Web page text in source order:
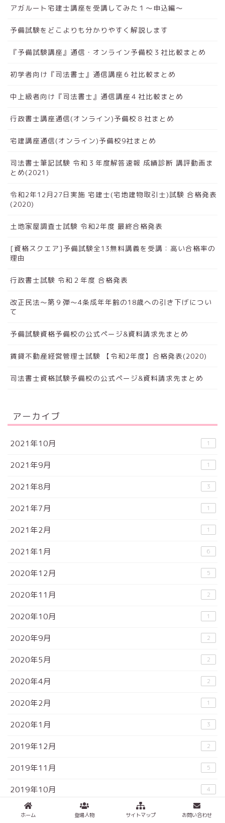
アガルート宅建士講座を受講してみた１～申込編～
予備試験をどこよりも分かりやすく解説します
『予備試験講座』通信・オンライン予備校３社比較まとめ
初学者向け『司法書士』通信講座６社比較まとめ
中上級者向け『司法書士』通信講座４社比較まとめ
行政書士講座通信(オンライン)予備校８社まとめ
宅建講座通信(オンライン)予備校9社まとめ
司法書士筆記試験 令和３年度解答速報 成績診断 講評動画ま
とめ(2021)
令和2年12月27日実施 宅建士(宅地建物取引士)試験 合格発表
(2020)
土地家屋調査士試験 令和2年度 最終合格発表
[資格スクエア]予備試験全13無料講義を受講：高い合格率の
理由
行政書士試験 令和２年度 合格発表
改正民法～第９弾～4条成年年齢の18歳への引き下げについ
て
予備試験資格予備校の公式ページ&資料請求先まとめ
賃貸不動産経営管理士試験 【令和2年度】合格発表(2020)
司法書士資格試験予備校の公式ページ&資料請求先まとめ
アーカイブ
2021年10月 1
2021年9月 1
2021年8月 3
2021年7月 1
2021年2月 1
2021年1月 6
2020年12月 5
2020年11月 2
2020年10月 1
2020年9月 2
2020年5月 2
2020年4月 2
2020年2月 1
2020年1月 3
2019年12月 2
2019年11月 5
2019年10月 4
2019年9月
ホーム 登場人物 サイトマップ お問い合わせ